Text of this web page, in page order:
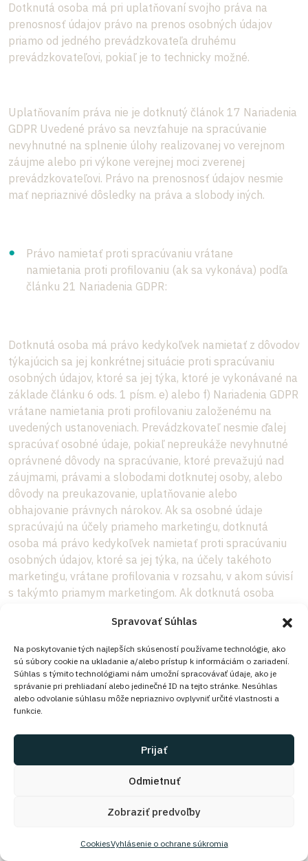
Spravovať Súhlas
Na poskytovanie tých najlepších skúseností používame technológie, ako
sú súbory cookie na ukladanie a/alebo prístup k informáciám o zariadení.
Súhlas s týmito technológiami nám umožní spracovávať údaje, ako je
správanie pri prehliadaní alebo jedinečné ID na tejto stránke. Nesúhlas
alebo odvolanie súhlasu môže nepriaznivo ovplyvniť určité vlastnosti a
funkcie.
Prijať
Odmietnuť
Zobraziť predvoľby
CookiesVyhlásenie o ochrane súkromia
Dotknutá osoba má pri uplatňovaní svojho práva na
prenosnosť údajov právo na prenos osobných údajov
priamo od jedného prevádzkovateľa druhému
prevádzkovateľovi, pokiaľ je to technicky možné.
Uplatňovaním práva nie je dotknutý článok 17 Nariadenia
GDPR Uvedené právo sa nevzťahuje na spracúvanie
nevyhnutné na splnenie úlohy realizovanej vo verejnom
záujme alebo pri výkone verejnej moci zverenej
prevádzkovateľovi. Právo na prenosnosť údajov nesmie
mať nepriaznivé dôsledky na práva a slobody iných.
Právo namietať proti spracúvaniu vrátane
namietania proti profilovaniu (ak sa vykonáva) podľa
článku 21 Nariadenia GDPR:
Dotknutá osoba má právo kedykoľvek namietať z dôvodov
týkajúcich sa jej konkrétnej situácie proti spracúvaniu
osobných údajov, ktoré sa jej týka, ktoré je vykonávané na
základe článku 6 ods. 1 písm. e) alebo f) Nariadenia GDPR
vrátane namietania proti profilovaniu založenému na
uvedených ustanoveniach. Prevádzkovateľ nesmie ďalej
spracúvať osobné údaje, pokiaľ nepreukáže nevyhnutné
oprávnené dôvody na spracúvanie, ktoré prevažujú nad
záujmami, právami a slobodami dotknutej osoby, alebo
dôvody na preukazovanie, uplatňovanie alebo
obhajovanie právnych nárokov. Ak sa osobné údaje
spracúvajú na účely priameho marketingu, dotknutá
osoba má právo kedykoľvek namietať proti spracúvaniu
osobných údajov, ktoré sa jej týka, na účely takéhoto
marketingu, vrátane profilovania v rozsahu, v akom súvisí
s takýmto priamym marketingom. Ak dotknutá osoba
osobné údaje sa už na také účely nesmú spracúvať.
V súvislosti s používaním služieb informačnej spoločnosti
a bez ohľadu na smernicu 2002/58/ES môže dotknutá
osoba uplatňovať svoje právo namietať automatizovanými
osobné údaje spracúvajú na účely vedeckého alebo
historického výskumu či na štatistické účely podľa článku
89 ods. 1 Nariadenia GDPR, dotknutá osoba má právo
proti spracúvania osobných údajov, ktoré sa jej týka, s
plnenie úlohy z dôvodov verejného záujmu.